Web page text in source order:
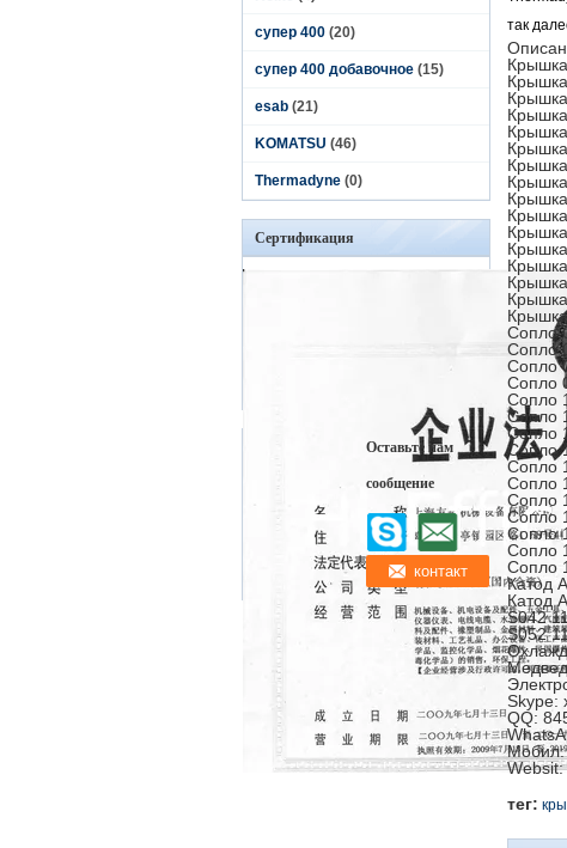
супер 400 (20)
супер 400 добавочное (15)
esab (21)
KOMATSU (46)
Thermadyne (0)
Сертификация
Оставьте нам
сообщение
так
Сопло
Сопло
Сопло
Сопло
Сопло
Сопло
Сопло
Сопло
Сопло
Сопло
Сопло
Сопло
Сопло
Сопло
Сопло
Катод
Катод
S042
S052
Skype:
QQ:
Мобил:
тег: